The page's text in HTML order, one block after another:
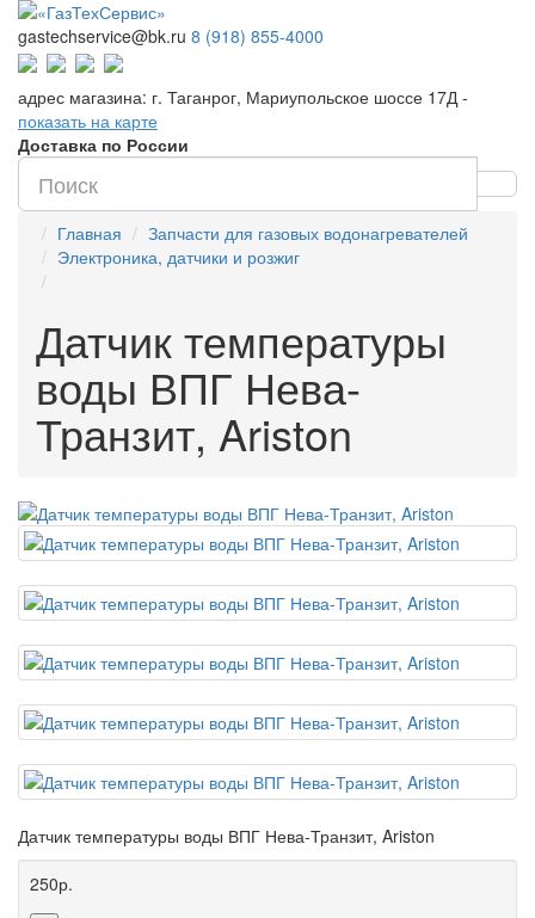
gastechservice@bk.ru 8 (918) 855-4000
адрес магазина: г. Таганрог, Мариупольское шоссе 17Д -
показать на карте
Доставка по России
Главная
Запчасти для газовых водонагревателей
Электроника, датчики и розжиг
Датчик температуры
воды ВПГ Нева-
Транзит, Ariston
Датчик температуры воды ВПГ Нева-Транзит, Ariston
250р.